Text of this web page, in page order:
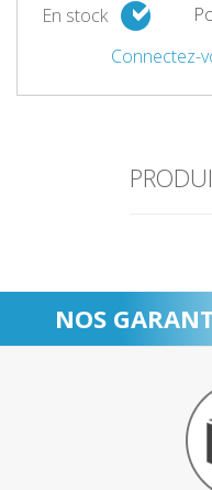
En stock
Connectez-
NOS